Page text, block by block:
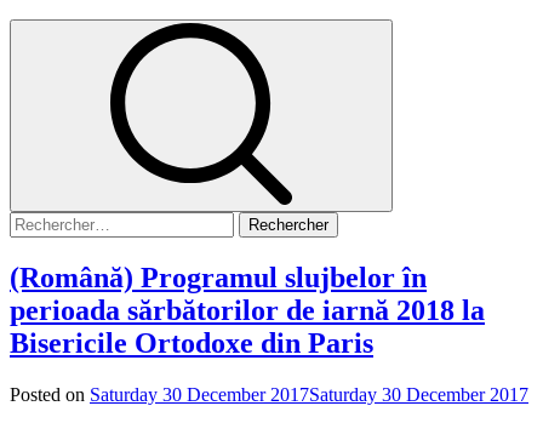
Rechercher :
(Română) Programul slujbelor în
perioada sărbătorilor de iarnă 2018 la
Bisericile Ortodoxe din Paris
Posted on Saturday 30 December 2017Saturday 30 December 2017